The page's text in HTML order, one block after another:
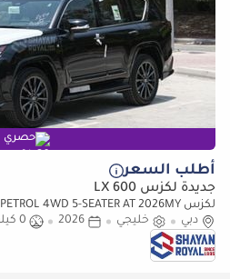
حصري
أطلب السعر
جديدة لكزس LX 600
لكزس LX 600 F-SPORT 3.5L V6 PETROL 4WD 5-SEATER AT 2026MY
دبي
خليجي 2026
0 كيلومتر